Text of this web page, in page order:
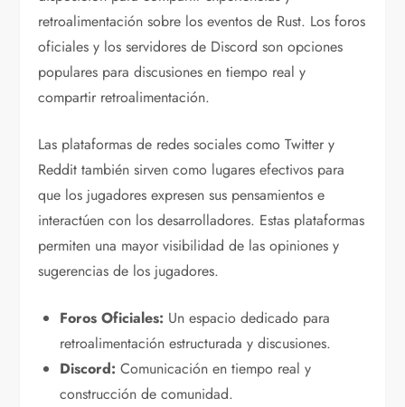
retroalimentación sobre los eventos de Rust. Los foros
oficiales y los servidores de Discord son opciones
populares para discusiones en tiempo real y
compartir retroalimentación.
Las plataformas de redes sociales como Twitter y
Reddit también sirven como lugares efectivos para
que los jugadores expresen sus pensamientos e
interactúen con los desarrolladores. Estas plataformas
permiten una mayor visibilidad de las opiniones y
sugerencias de los jugadores.
Foros Oficiales: Un espacio dedicado para
retroalimentación estructurada y discusiones.
Discord: Comunicación en tiempo real y
construcción de comunidad.